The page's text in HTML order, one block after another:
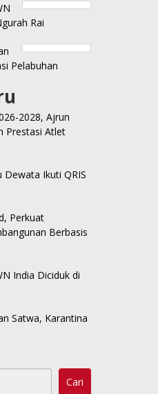
Rai
Pelabuhan
2028, Ajrun
Prestasi Atlet
Dewata Ikuti QRIS
Perkuat
Berbasis
India Diciduk di
Satwa, Karantina
Cari